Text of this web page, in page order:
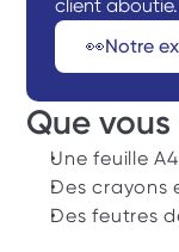
client aboutie.
👀Notre
Que
Une feuille
Des crayons
Des feutres